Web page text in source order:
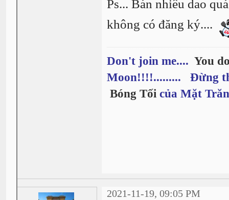
Ps... Bán nhiêu dao
không có đăng ký....
Don't join me.... You
Moon!!!!......... Đừng
Bóng Tốicủa Mặt
2021-11-19, 09:05 PM